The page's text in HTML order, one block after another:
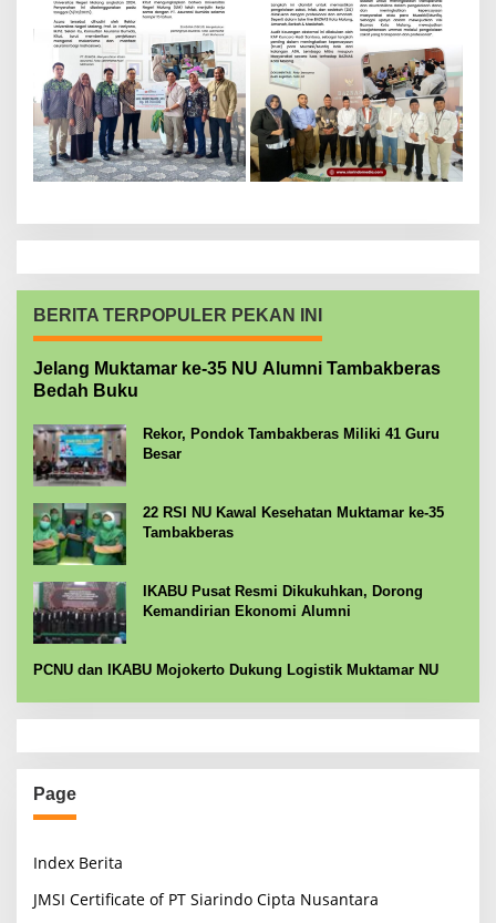
BERITA TERPOPULER PEKAN INI
Jelang Muktamar ke-35 NU Alumni Tambakberas
Bedah Buku
Rekor, Pondok Tambakberas Miliki 41 Guru
Besar
22 RSI NU Kawal Kesehatan Muktamar ke-35
Tambakberas
IKABU Pusat Resmi Dikukuhkan, Dorong
Kemandirian Ekonomi Alumni
PCNU dan IKABU Mojokerto Dukung Logistik Muktamar NU
Page
Index Berita
JMSI Certificate of PT Siarindo Cipta Nusantara